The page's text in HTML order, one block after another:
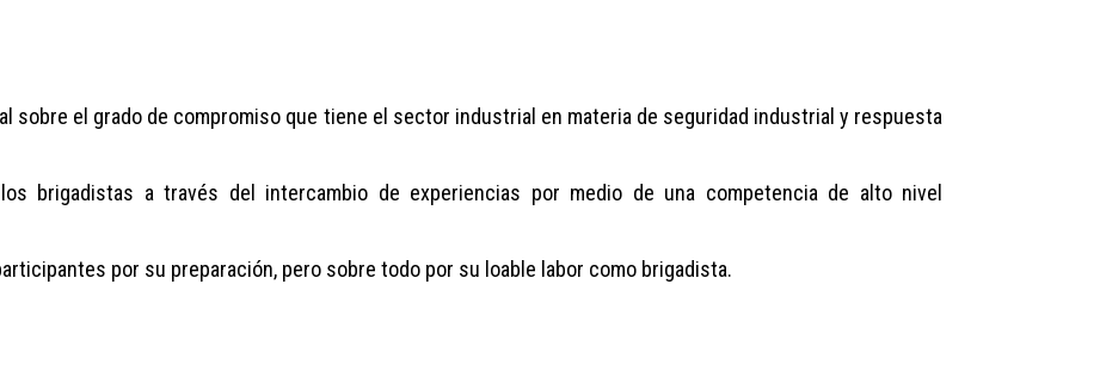
sobre el grado de compromiso que tiene el sector industrial en materia de seguridad industrial y respuesta
brigadistas a través del intercambio de experiencias por medio de una competencia de alto nivel
por su preparación, pero sobre todo por su loable labor como brigadista.